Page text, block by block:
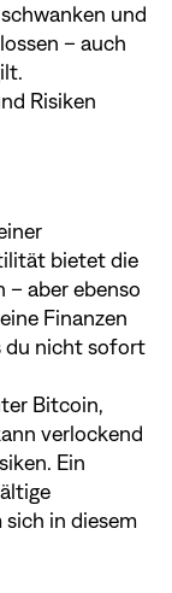
und
– auch
Risiken
bietet die
– aber ebenso
Finanzen
du nicht sofort
Bitcoin,
verlockend
Ein
sich in diesem